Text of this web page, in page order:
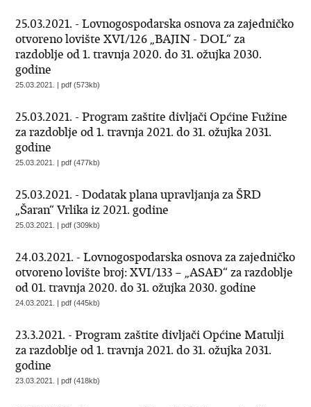
25.03.2021. - Lovnogospodarska osnova za zajedničko
otvoreno lovište XVI/126 „BAJIN - DOL“ za
razdoblje od 1. travnja 2020. do 31. ožujka 2030.
godine
25.03.2021. | pdf (573kb)
25.03.2021. - Program zaštite divljači Općine Fužine
za razdoblje od 1. travnja 2021. do 31. ožujka 2031.
godine
25.03.2021. | pdf (477kb)
25.03.2021. - Dodatak plana upravljanja za ŠRD
„Šaran“ Vrlika iz 2021. godine
25.03.2021. | pdf (309kb)
24.03.2021. - Lovnogospodarska osnova za zajedničko
otvoreno lovište broj: XVI/133 – „ASAĐ“ za razdoblje
od 01. travnja 2020. do 31. ožujka 2030. godine
24.03.2021. | pdf (445kb)
23.3.2021. - Program zaštite divljači Općine Matulji
za razdoblje od 1. travnja 2021. do 31. ožujka 2031.
godine
23.03.2021. | pdf (418kb)